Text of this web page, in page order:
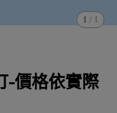
1 / 1
-價格依實際